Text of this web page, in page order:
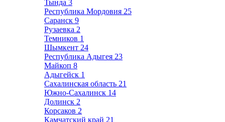
Тында 3
Республика Мордовия 25
Саранск 9
Рузаевка 2
Темников 1
Шымкент 24
Республика Адыгея 23
Майкоп 8
Адыгейск 1
Сахалинская область 21
Южно-Сахалинск 14
Долинск 2
Корсаков 2
Камчатский край 21